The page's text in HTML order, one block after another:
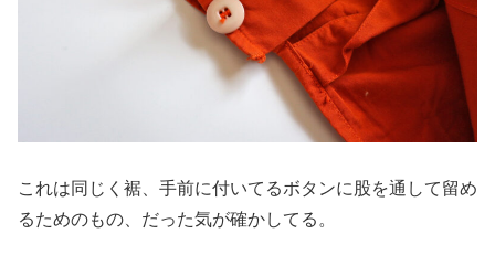
これは同じく裾、手前に付いてるボタンに股を通して留め
るためのもの、だった気が確かしてる。